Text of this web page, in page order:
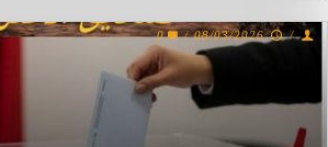
/
08/03/2026
/
0